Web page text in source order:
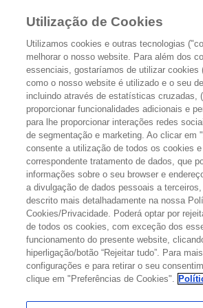
O TRATAMENTO
Utilização de Cookies
Utilizamos cookies e outras tecnologias
melhorar o nosso website. Para além dos
essenciais, gostaríamos de utilizar cookies
como o nosso website é utilizado e o seu
incluindo através de estatísticas cruzadas,
proporcionar funcionalidades adicionais e
para lhe proporcionar interações redes
de segmentação e marketing. Ao clicar em
consente a utilização de todos os cookies
correspondente tratamento de dados, que
informações sobre o seu browser e
a divulgação de dados pessoais a
descrito mais detalhadamente na nossa
Cookies/Privacidade. Poderá optar por
de todos os cookies, com exceção dos
funcionamento do presente website,
hiperligação/botão “Rejeitar tudo”. Para
configurações e para retirar o seu
clique em "Preferências de Cookies".